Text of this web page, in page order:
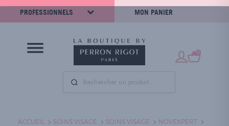
PROFESSIONNELS MON PANIER
0
ACCUEIL SOINS VISAGE SOINS VISAGE
NOVEXPERT